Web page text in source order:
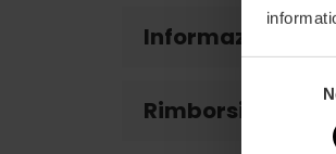
Informazioni di
Rimborsi